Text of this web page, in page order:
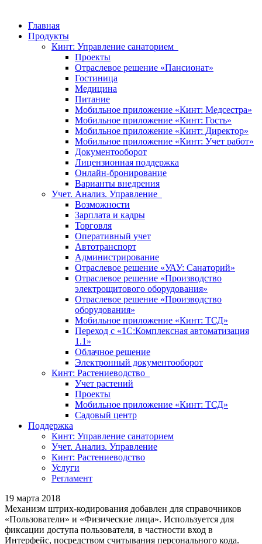
Главная
Продукты
Кинт: Управление санаторием
Проекты
Отраслевое решение «Пансионат»
Гостиница
Медицина
Питание
Мобильное приложение «Кинт: Медсестра»
Мобильное приложение «Кинт: Гость»
Мобильное приложение «Кинт: Директор»
Мобильное приложение «Кинт: Учет работ»
Документооборот
Лицензионная поддержка
Онлайн-бронирование
Варианты внедрения
Учет. Анализ. Управление
Возможности
Зарплата и кадры
Торговля
Оперативный учет
Автотранспорт
Администрирование
Отраслевое решение «УАУ: Санаторий»
Отраслевое решение «Производство
электрощитового оборудования»
Отраслевое решение «Производство
оборудования»
Мобильное приложение «Кинт: ТСД»
Переход с «1С:Комплексная автоматизация
1.1»
Облачное решение
Электронный документооборот
Кинт: Растениеводство
Учет растений
Проекты
Мобильное приложение «Кинт: ТСД»
Садовый центр
Поддержка
Кинт: Управление санаторием
Учет. Анализ. Управление
Кинт: Растениеводство
Услуги
Регламент
19 марта 2018
Механизм штрих-кодирования добавлен для справочников
«Пользователи» и «Физические лица». Используется для
фиксации доступа пользователя, в частности вход в
Интерфейс, посредством считывания персонального кода.